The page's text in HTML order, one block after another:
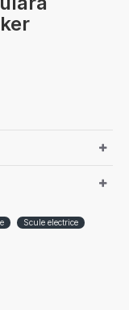
Scule electrice